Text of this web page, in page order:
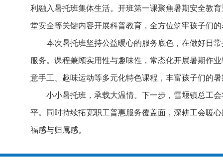
利融入暑托班集体生活。开班第一课聚焦暑期安全教
堂安全等关键内容开展科普教育，全方位筑牢孩子们
本次暑托班坚持公益暖心的服务底色，在做好日
服务。课程兼顾实用性与趣味性，常态化开展暑期作
意手工、趣味运动等多元化特色课程，丰富孩子们的
小小暑托班，承载大温情。下一步，雪堰镇总工
平。同时持续拓宽职工普惠服务覆盖面，深耕工会暖
福感与归属感。